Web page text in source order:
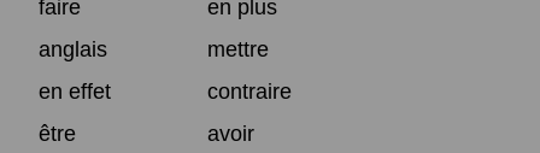
faire
en plus
anglais
mettre
en effet
contraire
être
avoir